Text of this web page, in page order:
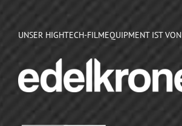
UNSER HIGHTECH-FILMEQUIPMENT IST VON